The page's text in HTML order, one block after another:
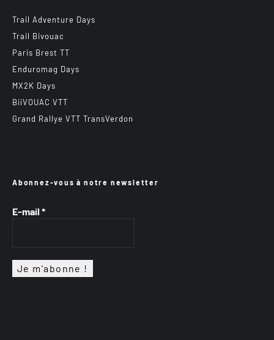
Trail Adventure Days
Trail Bivouac
Paris Brest TT
Enduromag Days
MX2K Days
BiiVOUAC VTT
Grand Rallye VTT TransVerdon
Abonnez-vous à notre newsletter
E-mail *